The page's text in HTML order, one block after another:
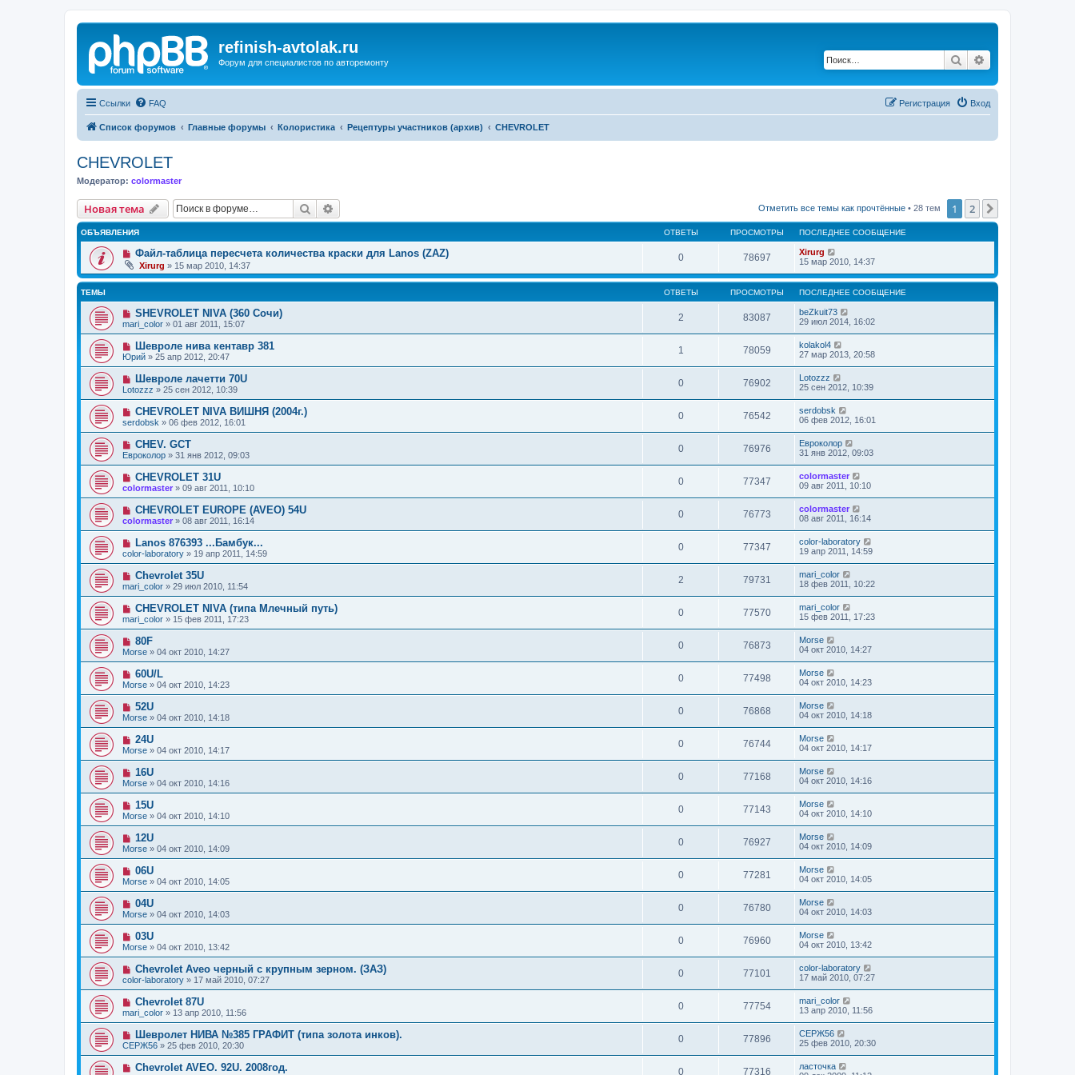
refinish-avtolak.ru
Форум для специалистов по авторемонту Поиск
Ссылки FAQ Вход
Регистрация
Список форумов Главные форумы Колористика Рецептуры участников (архив) CHEVROLET
CHEVROLET
Модератор: colormaster
Новая тема Поиск Отметить все темы как прочтённые • 28 тем 1 2
ОБЪЯВЛЕНИЯ ОТВЕТЫ ПРОСМОТРЫ ПОСЛЕДНЕЕ СООБЩЕНИЕ
Файл-таблица пересчета количества краски для Lanos (ZAZ)
Xirurg » 15 мар 2010, 14:37
0 78697
Xirurg
15 мар 2010, 14:37
ТЕМЫ ОТВЕТЫ ПРОСМОТРЫ ПОСЛЕДНЕЕ СООБЩЕНИЕ
SHEVROLET NIVA (360 Сочи)
mari_color » 01 авг 2011, 15:07
2 83087
beZkuit73
29 июл 2014, 16:02
Шевроле нива кентавр 381
Юрий » 25 апр 2012, 20:47
1 78059
kolakol4
27 мар 2013, 20:58
Шевроле лачетти 70U
Lotozzz » 25 сен 2012, 10:39
0 76902
Lotozzz
25 сен 2012, 10:39
CHEVROLET NIVA ВИШНЯ (2004г.)
serdobsk » 06 фев 2012, 16:01
0 76542
serdobsk
06 фев 2012, 16:01
CHEV. GCT
Евроколор » 31 янв 2012, 09:03
0 76976
Евроколор
31 янв 2012, 09:03
CHEVROLET 31U
colormaster » 09 авг 2011, 10:10
0 77347
colormaster
09 авг 2011, 10:10
CHEVROLET EUROPE (AVEO) 54U
colormaster » 08 авг 2011, 16:14
0 76773
colormaster
08 авг 2011, 16:14
Lanos 876393 ...Бамбук...
color-laboratory » 19 апр 2011, 14:59
0 77347
color-laboratory
19 апр 2011, 14:59
Chevrolet 35U
mari_color » 29 июл 2010, 11:54
2 79731
mari_color
18 фев 2011, 10:22
CHEVROLET NIVA (типа Млечный путь)
mari_color » 15 фев 2011, 17:23
0 77570
mari_color
15 фев 2011, 17:23
80F
Morse » 04 окт 2010, 14:27
0 76873
Morse
04 окт 2010, 14:27
60U/L
Morse » 04 окт 2010, 14:23
0 77498
Morse
04 окт 2010, 14:23
52U
Morse » 04 окт 2010, 14:18
0 76868
Morse
04 окт 2010, 14:18
24U
Morse » 04 окт 2010, 14:17
0 76744
Morse
04 окт 2010, 14:17
16U
Morse » 04 окт 2010, 14:16
0 77168
Morse
04 окт 2010, 14:16
15U
Morse » 04 окт 2010, 14:10
0 77143
Morse
04 окт 2010, 14:10
12U
Morse » 04 окт 2010, 14:09
0 76927
Morse
04 окт 2010, 14:09
06U
Morse » 04 окт 2010, 14:05
0 77281
Morse
04 окт 2010, 14:05
04U
Morse » 04 окт 2010, 14:03
0 76780
Morse
04 окт 2010, 14:03
03U
Morse » 04 окт 2010, 13:42
0 76960
Morse
04 окт 2010, 13:42
Chevrolet Aveo черный с крупным зерном. (ЗАЗ)
color-laboratory » 17 май 2010, 07:27
0 77101
color-laboratory
17 май 2010, 07:27
Chevrolet 87U
mari_color » 13 апр 2010, 11:56
0 77754
mari_color
13 апр 2010, 11:56
Шевролет НИВА №385 ГРАФИТ (типа золота инков).
СЕРЖ56 » 25 фев 2010, 20:30
0 77896
СЕРЖ56
25 фев 2010, 20:30
Chevrolet AVEO. 92U. 2008год. 0 77316
ласточка